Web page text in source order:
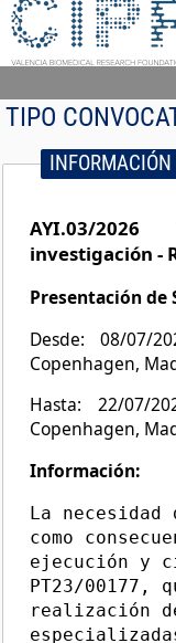
TIPO
AYI.03/
investigación -
Presentación de
Desde: 08/07/
Copenhagen,
Hasta: 22/07/
Copenhagen,
Información:
La
como
ejecución y
PT23/00177,
realización